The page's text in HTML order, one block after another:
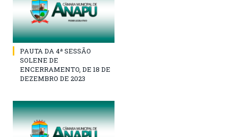
PAUTA DA 4ª SESSÃO
SOLENE DE
ENCERRAMENTO, DE 18 DE
DEZEMBRO DE 2023